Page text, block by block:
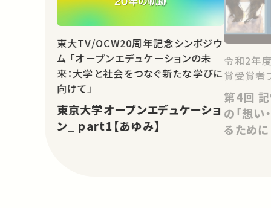
東大TV/OCW20周年記念シンポジウ
ム 「オープンエデュケーションの未
来：大学と社会をつなぐ新たな学びに
向けて」
東京大学オープンエデュケーショ
ン_ part1【あゆみ】
令和2年
賞受賞者
第4回 記憶の解凍：戦争体験者
の「想い
るために